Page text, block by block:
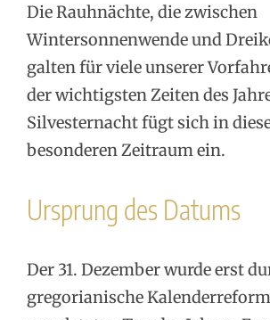
Die Rauhnächte, die zwischen
Wintersonnenwende und
galten für viele unserer
der wichtigsten Zeiten des
Silvesternacht fügt sich in
besonderen Zeitraum ein.
Ursprung des Datums
Der 31. Dezember wurde erst
gregorianische